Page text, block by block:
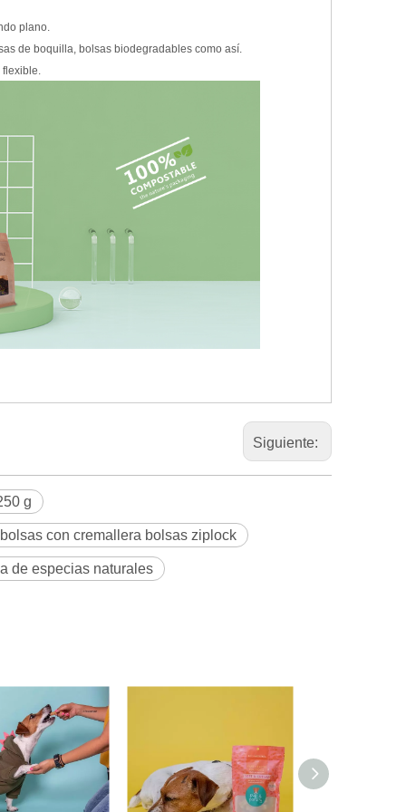
plano.
de boquilla, bolsas biodegradables como así.
flexible.
Siguiente:
g
con cremallera bolsas ziplock
de especias naturales